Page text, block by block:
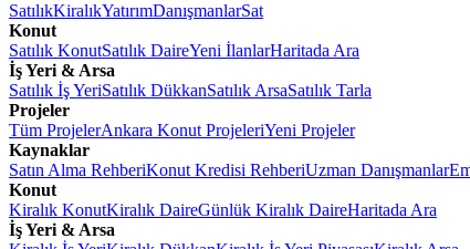
SatılıkKiralıkYatırımDanışmanlarSat
Konut
Satılık KonutSatılık DaireYeni İlanlarHaritada Ara
İş Yeri & Arsa
Satılık İş YeriSatılık DükkanSatılık ArsaSatılık Tarla
Projeler
Tüm ProjelerAnkara Konut ProjeleriYeni Projeler
Kaynaklar
Satın Alma RehberiKonut Kredisi RehberiUzman Danışmanlar
Konut
Kiralık KonutKiralık DaireGünlük Kiralık DaireHaritada Ara
İş Yeri & Arsa